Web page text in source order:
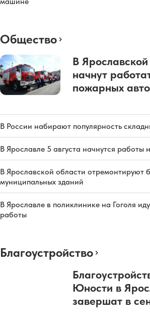
Общество
В
начнут
пожарных
В России набирают популярность
В Ярославле 5 августа начнутся работы
В Ярославской области отремонтируют
муниципальных зданий
В Ярославле в поликлинике на Гоголя
работы
Благоустройство
Юности в
завершат в